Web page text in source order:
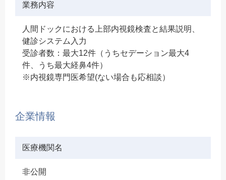
業務内容
人間ドックにおける上部内視鏡検査と結果説明、
健診システム入力
受診者数：最大12件（うちセデーション最大4
件、うち最大経鼻4件）
※内視鏡専門医希望(ない場合も応相談）
企業情報
医療機関名
非公開